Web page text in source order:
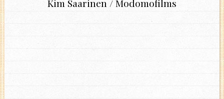
Kim Saarinen / Modomofilms